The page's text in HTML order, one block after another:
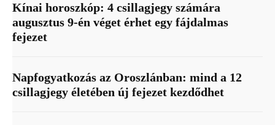
Kínai horoszkóp: 4 csillagjegy számára
augusztus 9-én véget érhet egy fájdalmas
fejezet
Napfogyatkozás az Oroszlánban: mind a 12
csillagjegy életében új fejezet kezdődhet